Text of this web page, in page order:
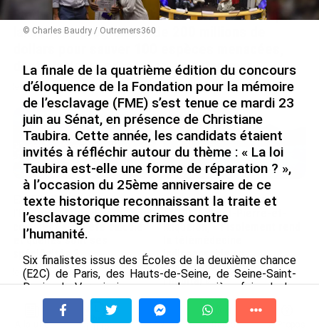
Biodiversité : Jeff Bezos et Leonardo DiCaprio
lancent un programme de 200 millions de
dont plusieurs présentes en outre-mer
le 10/08/2026
EXPERTISE. En Polynésie,
l'IDH est « très élevé », mais
comment a-t-il été calculé
et quelles sont ses
spécificités ?
le 10/08/2026
Hôpitaux des Outre-mer
(7/10). À Saint-Pierre-et-
indispensable au
fonctionnement de
l’hôpital »
le 10/08/2026
À la une Tv Radio A Propos
© Charles Baudry / Outremers360
La finale de la quatrième édition du concours
d’éloquence de la Fondation pour la mémoire
de l’esclavage (FME) s’est tenue ce mardi 23
juin au Sénat, en présence de Christiane
Taubira. Cette année, les candidats étaient
invités à réfléchir autour du thème : « La loi
Taubira est-elle une forme de réparation ? »,
à l’occasion du 25ème anniversaire de ce
texte historique reconnaissant la traite et
l’esclavage comme crimes contre
l’humanité.
Six finalistes issus des Écoles de la deuxième chance
(E2C) de Paris, des Hauts-de-Seine, de Seine-Saint-
Denis, du Var, ainsi que, pour la première fois, de La
Réunion et de Mayotte, ont défendu leurs textes
devant un jury composé notamment de Clémence
Botino, Miss France 2020 et conseillère en